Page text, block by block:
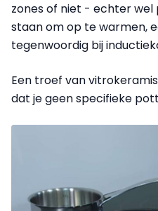
zones of niet - echter wel
staan om op te warmen,
tegenwoordig bij
Een troef van
dat je geen specifieke